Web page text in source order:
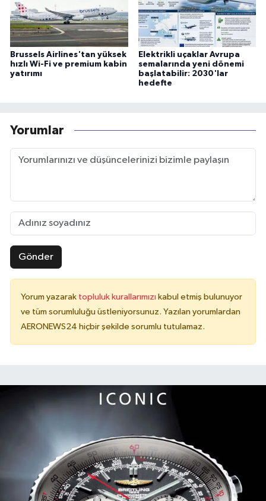
Brussels Airlines'tan yüksek
hızlı Wi-Fi ve premium kabin
yatırımı
Elektrikli uçaklar Avrupa
semalarında yeni dönemi
başlatabilir: 2030'lar
hedefte
Yorumlar
Gönder
Yorum yazarak topluluk kurallarımızı kabul etmiş bulunuyor
ve tüm sorumluluğu üstleniyorsunuz. Yazılan yorumlardan
AERONEWS24 hiçbir şekilde sorumlu tutulamaz.